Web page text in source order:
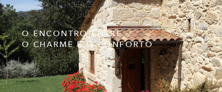
O ENCONTRO ENTRE
O CHARME E O CONFORTO